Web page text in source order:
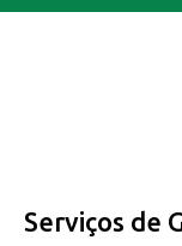
Serviços de